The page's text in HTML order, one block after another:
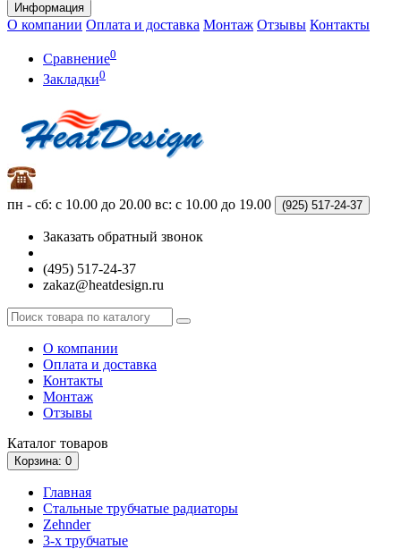
Информация
О компании Оплата и доставка Монтаж Отзывы Контакты
Сравнение0
Закладки0
пн - сб: с 10.00 до 20.00 вс: с 10.00 до 19.00 (925) 517-24-37
Заказать обратный звонок
(495) 517-24-37
zakaz@heatdesign.ru
О компании
Оплата и доставка
Контакты
Монтаж
Отзывы
Каталог товаров
Корзина: 0
Главная
Стальные трубчатые радиаторы
Zehnder
3-х трубчатые